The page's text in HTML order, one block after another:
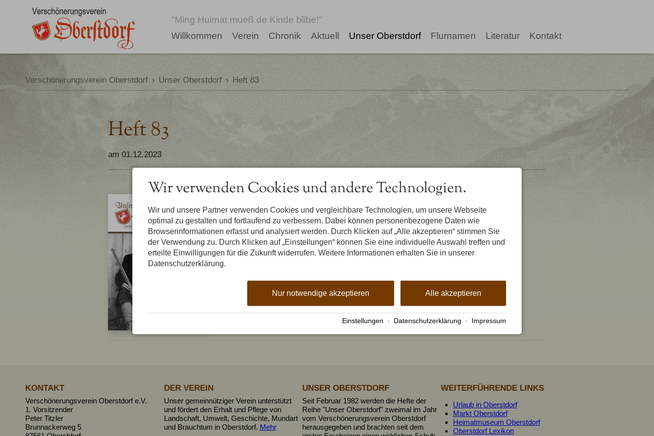
"Ming Huimat mueß de Kinde blibe!"
Willkommen
Verein Chronik Aktuell Unser Oberstdorf Flurnamen Literatur Kontakt
Verschönerungsverein Oberstdorf › Unser Oberstdorf › Heft 83
Heft 83
am 01.12.2023
KONTAKT
Verschönerungsverein Oberstdorf e.V.
1. Vorsitzender
Peter Titzler
Brunnackerweg 5
DER VEREIN
Unser gemeinnütziger Verein unterstützt
und fördert den Erhalt und Pflege von
Landschaft, Umwelt, Geschichte, Mundart
und Brauchtum in Oberstdorf. Mehr
UNSER OBERSTDORF
Seit Februar 1982 werden die Hefte der
Reihe "Unser Oberstdorf" zweimal im Jahr
vom Verschönerungsverein Oberstdorf
herausgegeben und brachten seit dem
WEITERFÜHRENDE LINKS
Urlaub in Oberstdorf
Markt Oberstdorf
Heimatmuseum Oberstdorf
Oberstdorf Lexikon
Wir verwenden Cookies und andere Technologien.
Wir und unsere Partner verwenden Cookies und vergleichbare Technologien, um unsere Webseite
optimal zu gestalten und fortlaufend zu verbessern. Dabei können personenbezogene Daten wie
Browserinformationen erfasst und analysiert werden. Durch Klicken auf „Alle akzeptieren“ stimmen Sie
der Verwendung zu. Durch Klicken auf „Einstellungen“ können Sie eine individuelle Auswahl treffen und
erteilte Einwilligungen für die Zukunft widerrufen. Weitere Informationen erhalten Sie in unserer
Datenschutzerklärung.
Alle akzeptieren
Nur notwendige akzeptieren
Einstellungen · Datenschutzerklärung · Impressum